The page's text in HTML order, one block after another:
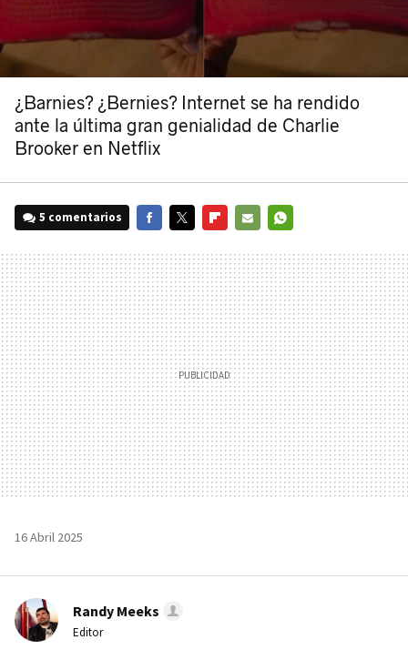
¿Barnies? ¿Bernies? Internet se ha rendido
ante la última gran genialidad de Charlie
Brooker en Netflix
5 comentarios
MAIL
16 Abril 2025
Randy Meeks
Editor